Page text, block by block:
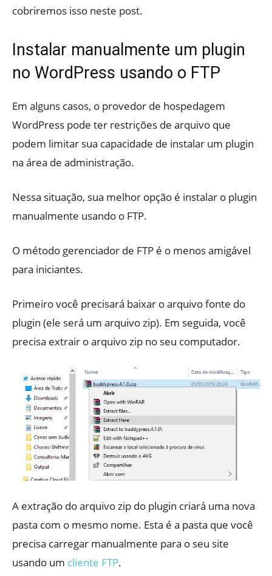
cobriremos isso neste post.
Instalar manualmente um plugin
no WordPress usando o FTP
Em alguns casos, o provedor de hospedagem
WordPress pode ter restrições de arquivo que
podem limitar sua capacidade de instalar um plugin
na área de administração.
Nessa situação, sua melhor opção é instalar o plugin
manualmente usando o FTP.
O método gerenciador de FTP é o menos amigável
para iniciantes.
Primeiro você precisará baixar o arquivo fonte do
plugin (ele será um arquivo zip). Em seguida, você
precisa extrair o arquivo zip no seu computador.
A extração do arquivo zip do plugin criará uma nova
pasta com o mesmo nome. Esta é a pasta que você
precisa carregar manualmente para o seu site
usando um cliente FTP.